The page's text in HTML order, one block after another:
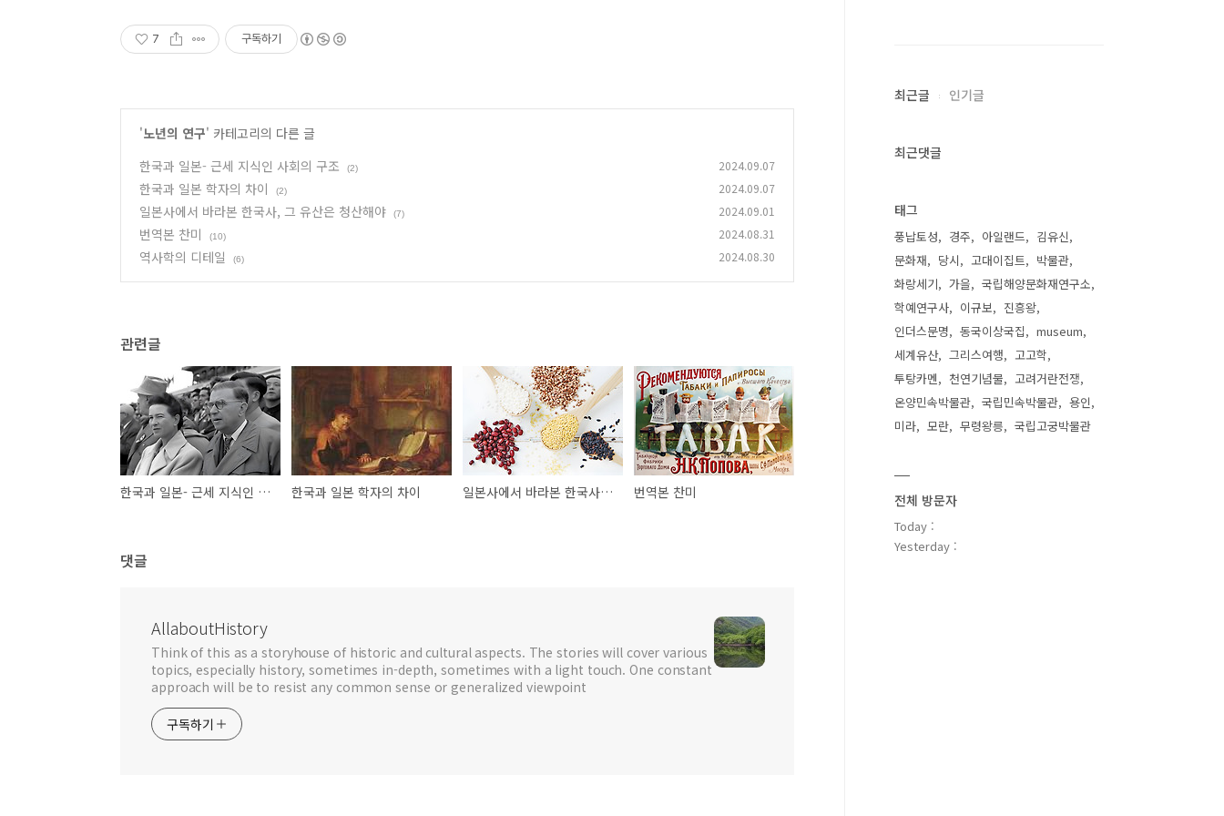
7 구독하기
'노년의 연구' 카테고리의 다른 글
한국과 일본- 근세 지식인 사회의 구조
(2) 2024.09.07
한국과 일본 학자의 차이 (2) 2024.09.07
일본사에서 바라본 한국사, 그 유산은 청산해야 (7) 2024.09.01
번역본 찬미 (10) 2024.08.31
역사학의 디테일 (6) 2024.08.30
관련글
한국과 일본- 근세 지식인 사회의 구조 한국과 일본 학자의 차이 일본사에서 바라본 한국사, 그 유산은 청산해야 번역본 찬미
댓글
AllaboutHistory
Think of this as a storyhouse of historic and cultural aspects. The stories will cover various
topics, especially history, sometimes in-depth, sometimes with a light touch. One constant
approach will be to resist any common sense or generalized viewpoint
구독하기
최근글 인기글
최근댓글
태그
풍납토성 경주 아일랜드
김유신
문화재
당시 고대이집트
박물관
화랑세기
가을
국립해양문화재연구소
학예연구사
이규보
진흥왕
인더스문명
동국이상국집
museum
세계유산
그리스여행
고고학
투탕카멘
천연기념물
고려거란전쟁
온양민속박물관
국립민속박물관
용인
미라
모란 무령왕릉 국립고궁박물관
전체 방문자
Today :
Yesterday :